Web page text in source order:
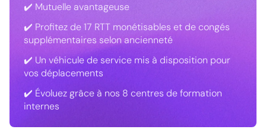
✔️ Mutuelle avantageuse
✔️ Profitez de 17 RTT monétisables et de congés
supplémentaires selon ancienneté
✔️ Un véhicule de service mis à disposition pour
vos déplacements
✔️ Évoluez grâce à nos 8 centres de formation
internes